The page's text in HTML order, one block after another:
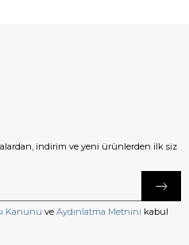
indirim ve yeni ürünlerden ilk siz
Kanunu ve Aydınlatma Metnini kabul